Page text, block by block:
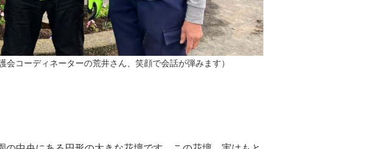
会コーディネーターの荒井さん、笑顔で会話が弾みます）